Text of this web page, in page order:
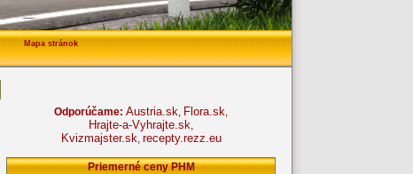
Mapa stránok
Odporúčame: Austria.sk, Flora.sk,
Hrajte-a-Vyhrajte.sk,
Kvizmajster.sk, recepty.rezz.eu
Priemerné ceny PHM